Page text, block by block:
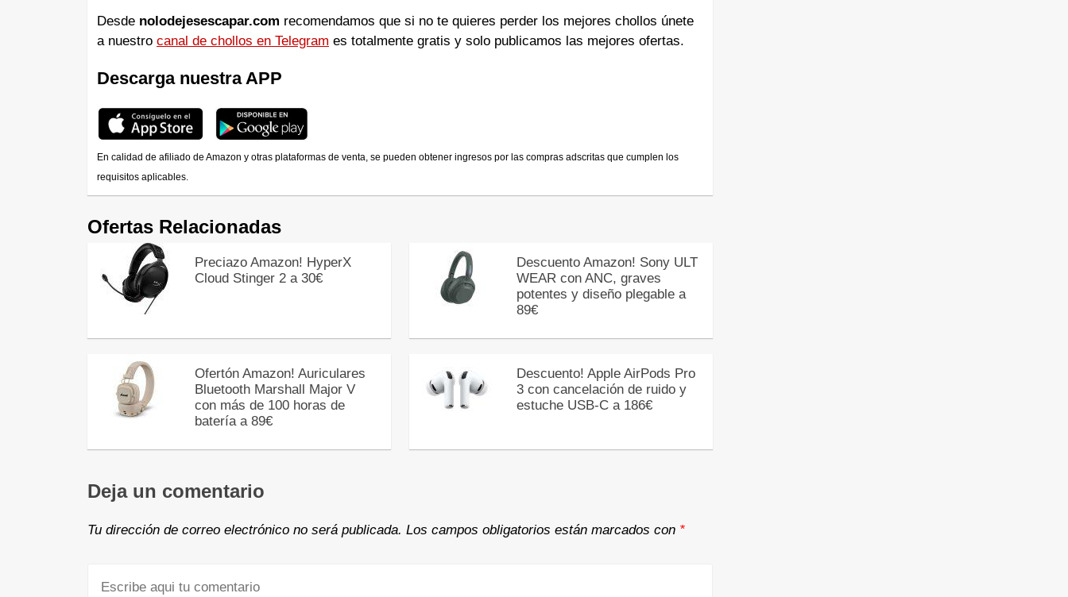
Desde nolodejesescapar.com recomendamos que si no te quieres perder los mejores chollos únete
a nuestro canal de chollos en Telegram es totalmente gratis y solo publicamos las mejores ofertas.
Descarga nuestra APP
En calidad de afiliado de Amazon y otras plataformas de venta, se pueden obtener ingresos por las compras adscritas que cumplen los
requisitos aplicables.
Ofertas Relacionadas
Preciazo Amazon! HyperX
Cloud Stinger 2 a 30€
Descuento Amazon! Sony ULT
WEAR con ANC, graves
potentes y diseño plegable a
89€
Ofertón Amazon! Auriculares
Bluetooth Marshall Major V
con más de 100 horas de
batería a 89€
Descuento! Apple AirPods Pro
3 con cancelación de ruido y
estuche USB-C a 186€
Deja un comentario
Tu dirección de correo electrónico no será publicada. Los campos obligatorios están marcados con *